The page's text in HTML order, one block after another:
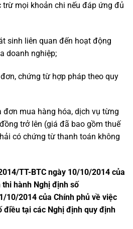
trừ mọi khoản chi nếu đáp ứng đủ
sinh liên quan đến hoạt động
doanh nghiệp;
chứng từ hợp pháp theo quy
đơn mua hàng hóa, dịch vụ từng
trở lên (giá đã bao gồm thuế
có chứng từ thanh toán không
TT-BTC ngày 10/10/2014 của
thi hành Nghị định số
10/2014 của Chính phủ về việc
điều tại các Nghị định quy định